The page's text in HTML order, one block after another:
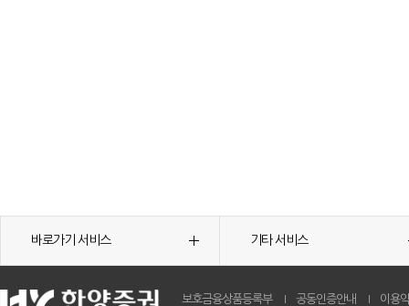
바로가기 서비스 기타 서비스
보호금융상품등록부 공동인증안내 이용